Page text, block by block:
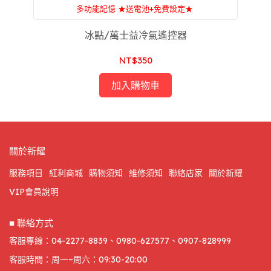
多功能記憶 ★送電池+免費設定★
附設：家電維修，一條龍服務，售後服務沒煩惱
冰點/萬士益冷氣遙控器
NT$350
加入購物車
關於新耀
服務項目 紅利商城 購物須知 維修須知 聯絡店家
關於新耀
VIP會員說明
■ 聯絡方式
客服專線：04-2277-8839、0980-627577、0907-828999
客服時間：周一~周六：09:30-20:00